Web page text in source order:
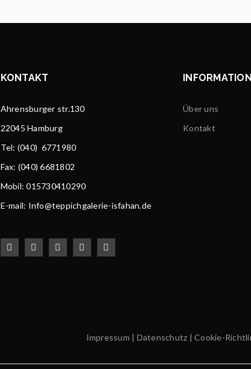
KONTAKT
Ahrensburger str.130
22045 Hamburg
Tel: (040) 6771980
Fax: (040) 6681802
Mobil: 015730410290
E-mail: Info@teppichgalerie-isfahan.de
INFORMATION
Über uns
Kontakt
Impressum | Datenschutz |Cookie-